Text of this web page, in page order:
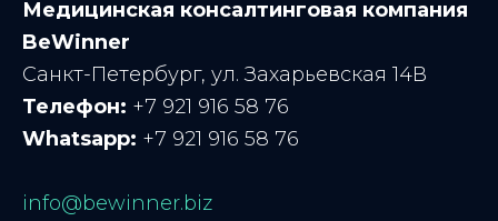
Медицинская консалтинговая компания
BeWinner
Санкт-Петербург, ул. Захарьевская 14В
Телефон: +7 921 916 58 76
Whatsapp: +7 921 916 58 76
info@bewinner.biz